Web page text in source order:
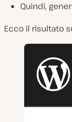
Quindi,
Ecco il risultato